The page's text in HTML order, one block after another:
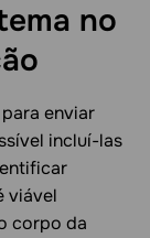
no
enviar
incluí-las
viável
corpo da